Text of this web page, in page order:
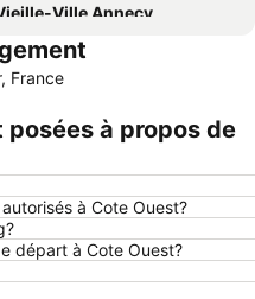
Ville Annecy
Clusaz
Marathon du Lac d'Annecy
Houches -Prarion
Patinoire Jean Régis
Vives
France
à propos de
à Cote Ouest?
départ à Cote Ouest?